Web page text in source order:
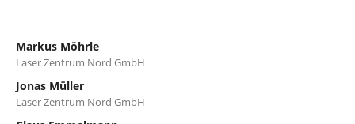
Markus Möhrle
Laser Zentrum Nord GmbH
Jonas Müller
Laser Zentrum Nord GmbH